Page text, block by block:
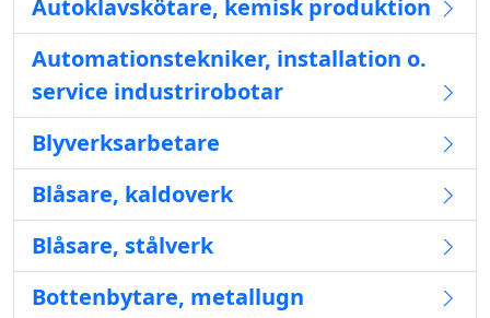
Autoklavskötare, kemisk produktion
Automationstekniker, installation o.
service industrirobotar
Blyverksarbetare
Blåsare, kaldoverk
Blåsare, stålverk
Bottenbytare, metallugn